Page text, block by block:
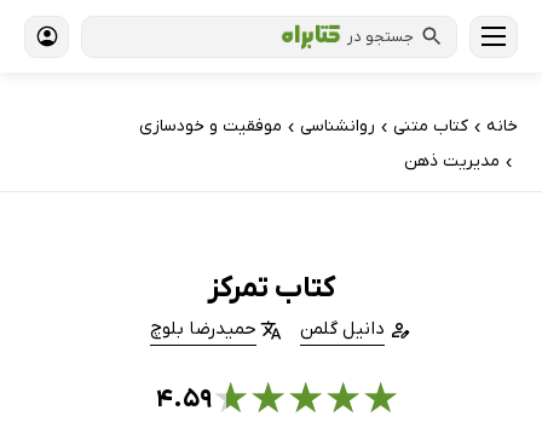
جستجو در
خانه › کتاب‌ متنی › روانشناسی › موفقیت و خودسازی
› مدیریت ذهن
کتاب تمرکز
دانیل گلمن حمیدرضا بلوچ
★
★
★
★
★۴.۵۹